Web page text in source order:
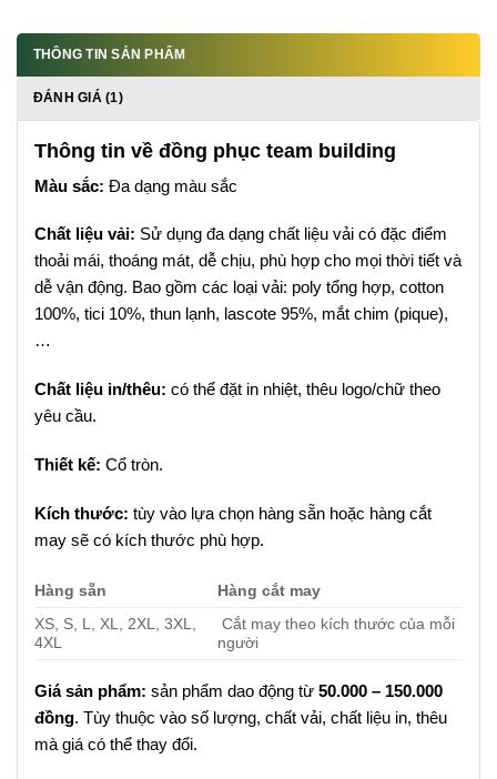
THÔNG TIN SẢN PHẨM
ĐÁNH GIÁ (1)
Thông tin về đồng phục team building
Màu sắc: Đa dạng màu sắc
Chất liệu vải: Sử dụng đa dạng chất liệu vải có đặc điểm
thoải mái, thoáng mát, dễ chịu, phù hợp cho mọi thời tiết và
dễ vận động. Bao gồm các loại vải: poly tổng hợp, cotton
100%, tici 10%, thun lạnh, lascote 95%, mắt chim (pique),
…
Chất liệu in/thêu: có thể đặt in nhiệt, thêu logo/chữ theo
yêu cầu.
Thiết kế: Cổ tròn.
Kích thước: tùy vào lựa chọn hàng sẵn hoặc hàng cắt
may sẽ có kích thước phù hợp.
Hàng sẵn
Hàng cắt may
XS, S, L, XL, 2XL, 3XL,
4XL
Cắt may theo kích thước của mỗi
người
Giá sản phẩm: sản phẩm dao động từ 50.000 – 150.000
đồng. Tùy thuộc vào số lượng, chất vải, chất liệu in, thêu
mà giá có thể thay đổi.